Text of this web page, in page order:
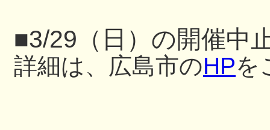
■3/29（日）の開催中
詳細は、広島市のHPを